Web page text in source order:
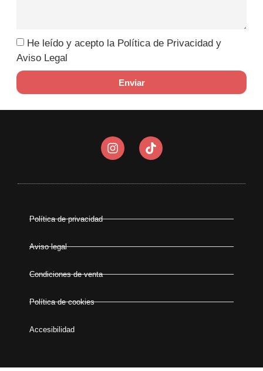
He leído y acepto la Política de Privacidad y
Aviso Legal
Enviar
Política de privacidad
Aviso legal
Condiciones de venta
Política de cookies
Accesibilidad